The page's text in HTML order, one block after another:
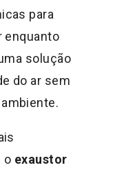
para
enquanto
solução
do ar sem
o exaustor